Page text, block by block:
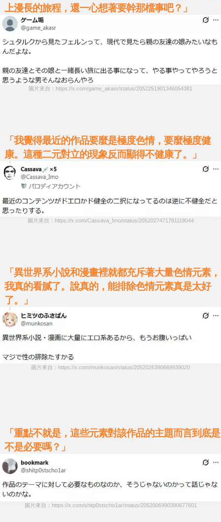
上漫長的旅程，還一心想著要幹那檔事吧？」
圖片來自：https://x.com/game_akasr/status/2052251901346054381
「我覺得最近的作品要麼是極度色情，要麼極度健
康。這種二元對立的現象反而顯得不健康了。」
圖片來自：https://x.com/Cassava_Imo/status/2052027471781118044
「異世界系小說和漫畫裡就都充斥著大量色情元素，
我真的看膩了。說真的，能排除色情元素真是太好
了。」
圖片來自：https://x.com/munkosan/status/2052026390669939020
「重點不就是，這些元素對該作品的主題而言到底是
不是必要嗎？」
圖片來自：https://x.com/shitp0stscho1ar/status/2052006990390677601